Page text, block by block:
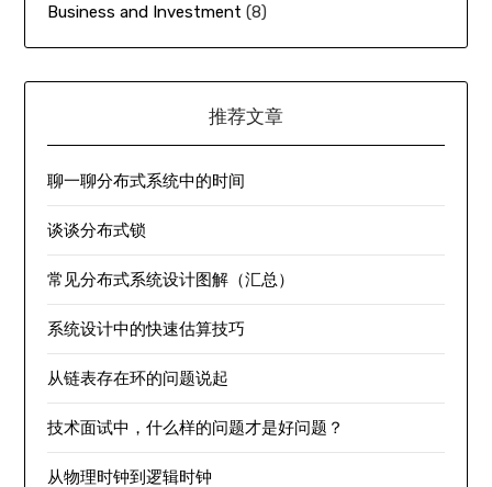
Business and Investment (8)
推荐文章
聊一聊分布式系统中的时间
谈谈分布式锁
常见分布式系统设计图解（汇总）
系统设计中的快速估算技巧
从链表存在环的问题说起
技术面试中，什么样的问题才是好问题？
从物理时钟到逻辑时钟